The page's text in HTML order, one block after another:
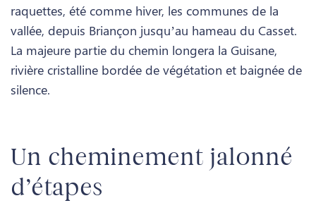
raquettes, été comme hiver, les communes de la
vallée, depuis Briançon jusqu’au hameau du Casset.
La majeure partie du chemin longera la Guisane,
rivière cristalline bordée de végétation et baignée de
silence.
Un cheminement jalonné
d’étapes